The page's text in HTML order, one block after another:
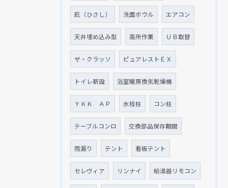
庇（ひさし） 洗面ボウル エアコン
天井埋め込み型 高所作業 ＵＢ取替
ザ・クラッソ ピュアレストＥＸ
トイレ新設 浴室暖房換気乾燥機
ＹＫＫ ＡＰ 水栓柱 コン柱
テーブルコンロ 交換部品保存期間
雨漏り テント 看板テント
セレヴィア リンナイ 給湯器リモコン